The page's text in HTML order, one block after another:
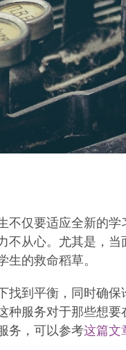
仅要适应全新的
从心。尤其是，当
的救命稻草。
到平衡，同时确
服务对于那些想
务，可以参考这篇文